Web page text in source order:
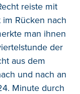
reiste mit
Rücken nach
man ihnen
der
aus dem
und nach an
Minute durch